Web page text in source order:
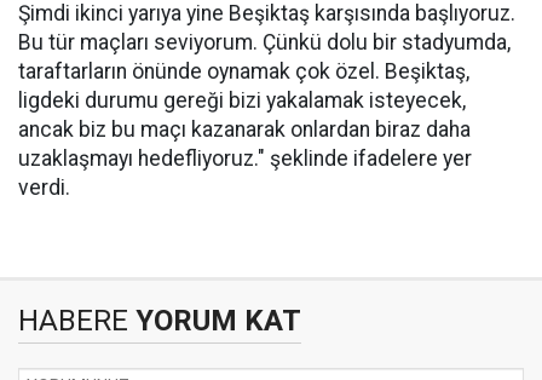
Şimdi ikinci yarıya yine Beşiktaş karşısında başlıyoruz.
Bu tür maçları seviyorum. Çünkü dolu bir stadyumda,
taraftarların önünde oynamak çok özel. Beşiktaş,
ligdeki durumu gereği bizi yakalamak isteyecek,
ancak biz bu maçı kazanarak onlardan biraz daha
uzaklaşmayı hedefliyoruz." şeklinde ifadelere yer
verdi.
HABERE YORUM KAT